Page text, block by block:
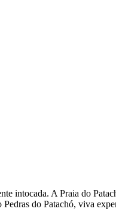
intocada. A Praia do
do Patachó, viva